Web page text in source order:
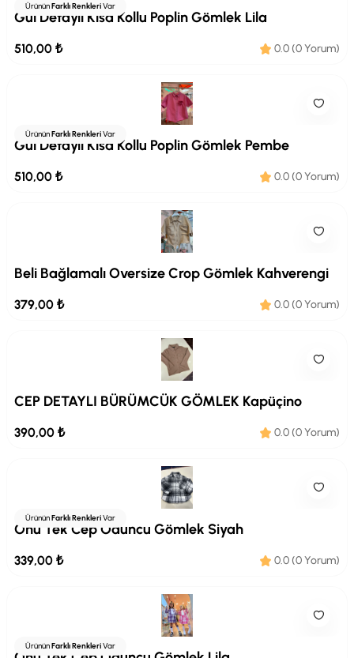
ÜrününFarklı RenkleriVar
Gül Detaylı Kısa Kollu Poplin Gömlek Lila
510,00 ₺ 0.0 (0 Yorum)
ÜrününFarklı RenkleriVar
Gül Detaylı Kısa Kollu Poplin Gömlek Pembe
510,00 ₺ 0.0 (0 Yorum)
Beli Bağlamalı Oversize Crop Gömlek Kahverengi
379,00 ₺ 0.0 (0 Yorum)
CEP DETAYLI BÜRÜMCÜK GÖMLEK Kapüçino
390,00 ₺ 0.0 (0 Yorum)
ÜrününFarklı RenkleriVar
Önü Tek Cep Oduncu Gömlek Siyah
339,00 ₺ 0.0 (0 Yorum)
ÜrününFarklı RenkleriVar